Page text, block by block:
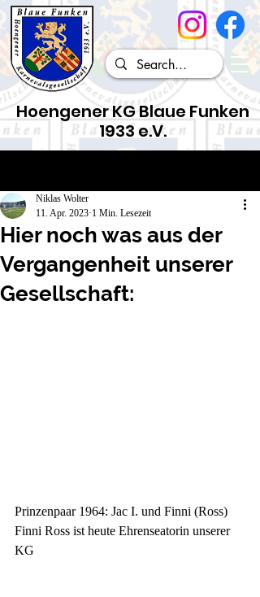
Hoengener KG Blaue Funken
1933 e.V.
Hier noch was aus der
Vergangenheit unserer
Gesellschaft:
Niklas Wolter
11. Apr. 2023 1 Min. Lesezeit
Prinzenpaar 1964: Jac I. und Finni (Ross)
Finni Ross ist heute Ehrenseatorin unserer
KG